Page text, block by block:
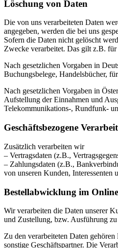
Löschung von Daten
Die von uns verarbeiteten Daten
angegeben, werden die bei uns
Sofern die Daten nicht gelöscht
Zwecke verarbeitet. Das gilt z.B. für
Nach gesetzlichen Vorgaben in
Buchungsbelege, Handelsbücher,
Nach gesetzlichen Vorgaben in
Aufstellung der Einnahmen und
Telekommunikations-, Rundfunk-
Geschäftsbezogene
Zusätzlich verarbeiten wir
– Vertragsdaten (z.B.,
– Zahlungsdaten (z.B.,
von unseren Kunden,
Bestellabwicklung im
Wir verarbeiten die Daten unserer
und Zustellung, bzw. Ausführung
Zu den verarbeiteten Daten
sonstige Geschäftspartner. Die